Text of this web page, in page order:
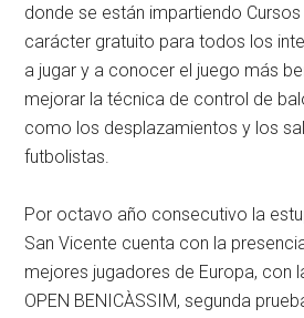
donde se están impartiendo
carácter gratuito para todos los
a jugar y a conocer el juego más
mejorar la técnica de control de
como los desplazamientos y los
futbolistas.
Por octavo año consecutivo la
San Vicente cuenta con la
mejores jugadores de Europa, con
OPEN BENICÀSSIM, segunda